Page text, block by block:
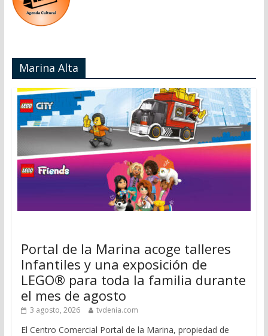
Marina Alta
Portal de la Marina acoge talleres
Infantiles y una exposición de
LEGO® para toda la familia durante
el mes de agosto
3 agosto, 2026 tvdenia.com
El Centro Comercial Portal de la Marina, propiedad de